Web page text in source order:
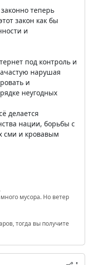
теперь
закон как бы
и
под контроль и
нарушая
и
неугодных
делается
нации, борьбы с
сми и кровавым
мусора. Но ветер
тогда вы получите